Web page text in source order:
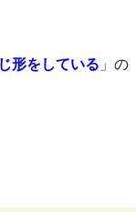
形をしている 」の